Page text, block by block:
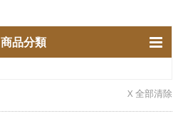
商品分類
X 全部清除